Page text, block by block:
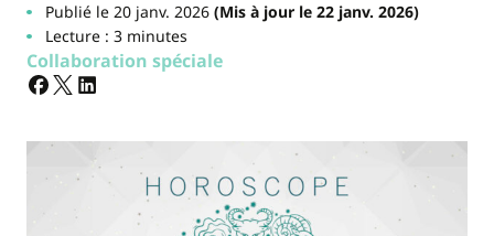
Publié le 20 janv. 2026(Mis à jour le 22 janv. 2026)
Lecture : 3 minutes
Collaboration spéciale